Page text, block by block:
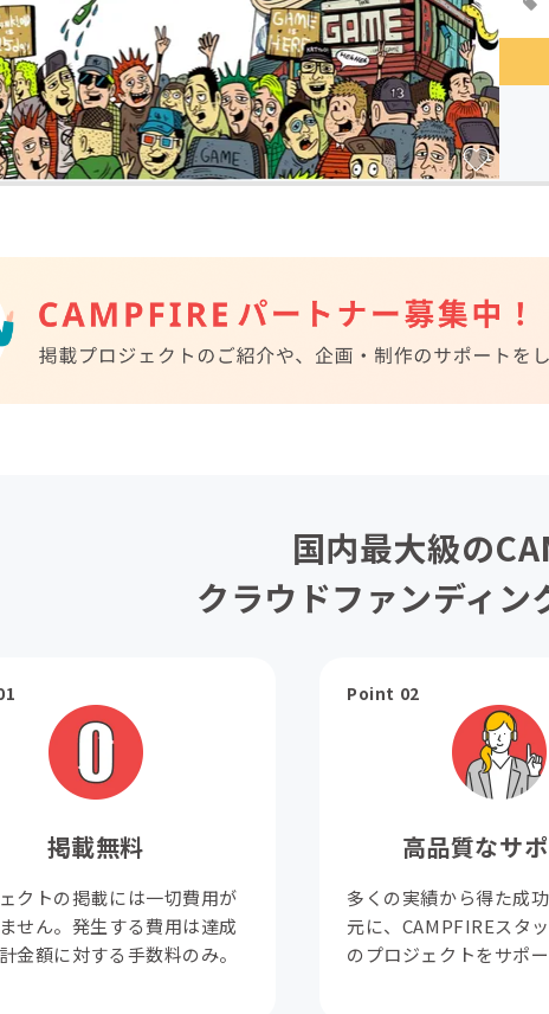
国内最大級の
クラウドファンディン
掲載無料
クトの掲載には一切費用が
せん。発生する費用は達成
金額に対する手数料のみ。
Point 02
高品質なサ
多くの実績から得た成
元に、CAMPFIREスタ
のプロジェクトをサポー